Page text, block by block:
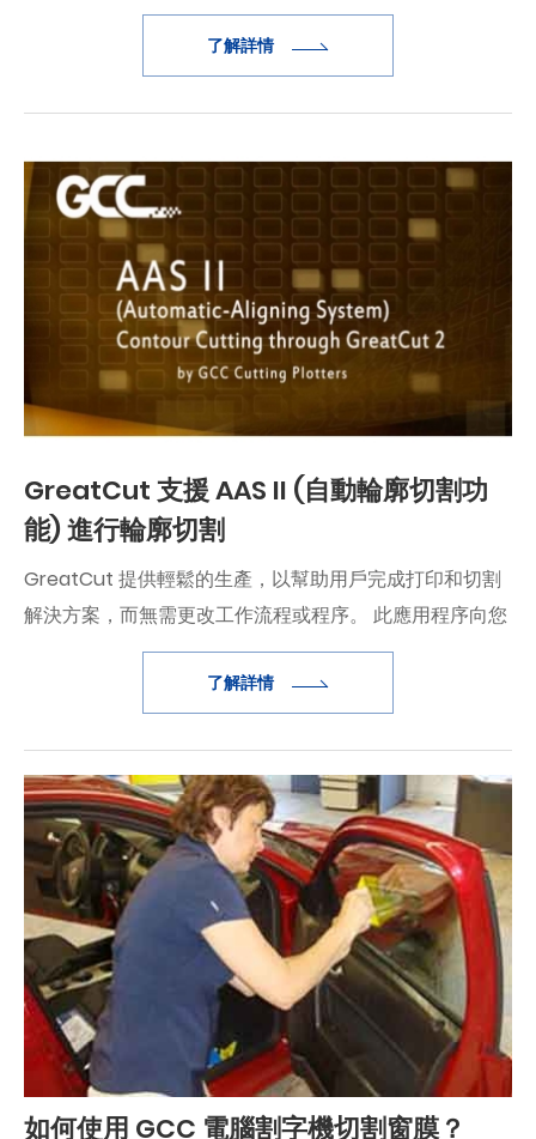
了解詳情
GreatCut 支援 AAS II (自動輪廓切割功
能) 進行輪廓切割
GreatCut 提供輕鬆的生產，以幫助用戶完成打印和切割
解決方案，而無需更改工作流程或程序。 此應用程序向您
展示了通過 GreatCut 應用輪廓切割功能的步驟。
了解詳情
如何使用 GCC 電腦割字機切割窗膜？